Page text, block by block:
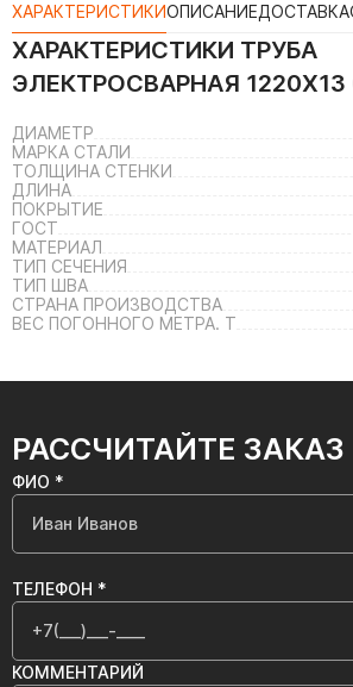
ХАРАКТЕРИСТИКИОПИСАНИЕДОСТАВКА
ХАРАКТЕРИСТИКИ ТРУБА
ЭЛЕКТРОСВАРНАЯ 1220Х13
ДИАМЕТР
МАРКА СТАЛИ
ТОЛЩИНА СТЕНКИ
ДЛИНА
ПОКРЫТИЕ
ГОСТ
МАТЕРИАЛ
ТИП СЕЧЕНИЯ
ТИП ШВА
СТРАНА ПРОИЗВОДСТВА
ВЕС ПОГОННОГО МЕТРА. Т
РАССЧИТАЙТЕ ЗАКАЗ
ФИО *
ТЕЛЕФОН *
КОММЕНТАРИЙ